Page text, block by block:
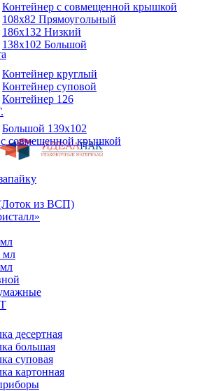
Контейнер с совмещенной крышкой
108х82 Прямоугольный
186х132 Низкий
138х102 Большой
Контейнер круглый
Контейнер суповой
Контейнер 126
Большой 139х102
совмещенной крышкой
из ВСП)
мл
десертная
большая
суповая
картонная